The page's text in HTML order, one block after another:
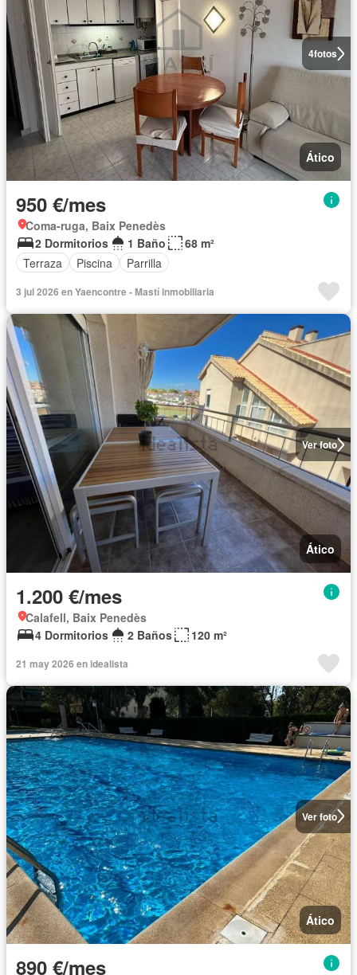
4fotos
Ático
950 €/mes
Coma-ruga, Baix Penedès
2 Dormitorios
1 Baño
68 m²
Terraza
Piscina Parrilla
3 jul 2026 en Yaencontre - Mastí inmobiliaria
Ver foto
Ático
1.200 €/mes
Calafell, Baix Penedès
4 Dormitorios
2 Baños 120 m²
21 may 2026 en idealista
Ver foto
Ático
890 €/mes